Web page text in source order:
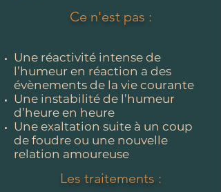
Ce n'est pas :
Une réactivité intense de
l’humeur en réaction a des
évènements de la vie courante
Une instabilité de l’humeur
d’heure en heure
Une exaltation suite à un coup
de foudre ou une nouvelle
relation amoureuse
Les traitements :